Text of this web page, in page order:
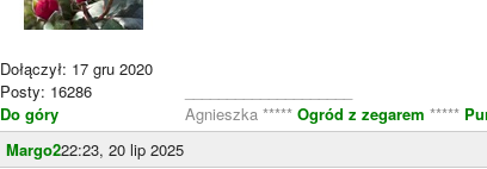
Dołączył: 17 gru 2020
Posty: 16286
Do góry
Agnieszka ***** Ogród z zegarem *****
Margo222:23, 20 lip 2025